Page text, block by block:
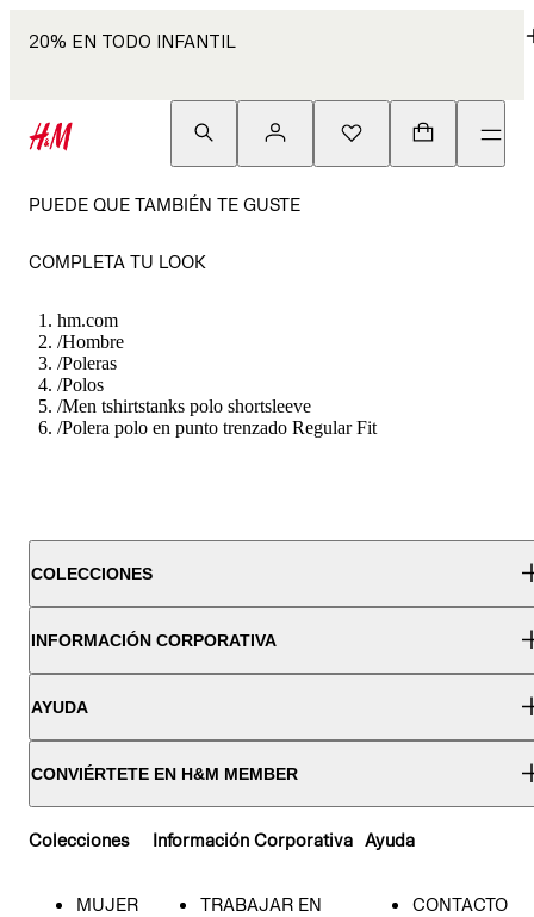
20% EN TODO INFANTIL
PUEDE QUE TAMBIÉN TE GUSTE
COMPLETA TU LOOK
hm.com
/Hombre
/Poleras
/Polos
/Men tshirtstanks polo shortsleeve
/Polera polo en punto trenzado Regular Fit
COLECCIONES
INFORMACIÓN CORPORATIVA
AYUDA
CONVIÉRTETE EN H&M MEMBER
Colecciones
MUJER
Información Corporativa
TRABAJAR EN
Ayuda
CONTACTO